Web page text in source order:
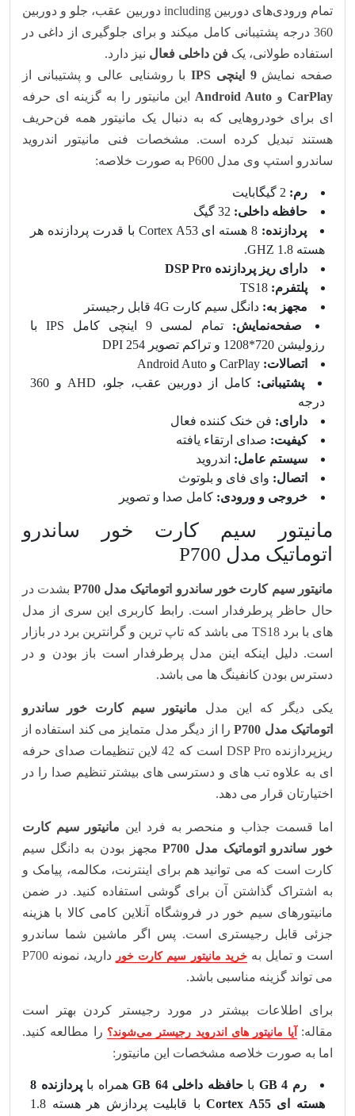
تمام ورودی‌های دوربین including دوربین عقب، جلو و دوربین
360 درجه پشتیبانی کامل میکند و برای جلوگیری از داغی در
استفاده طولانی، یک فن داخلی فعال نیز دارد.
صفحه‌ نمایش9 اینچی IPS
با روشنایی عالی و پشتیبانی از
CarPlayو Android Auto این مانیتور را به گزینه‌ ای حرفه‌
ای برای خودروهایی که به دنبال یک مانیتور همه‌ فن‌حریف
هستند تبدیل کرده است. مشخصات فنی مانیتور اندروید
ساندرو استپ وی مدل P600 به صورت خلاصه:
رم:
حافظه داخلی:
پردازنده:
8 هسته ای Cortex A53 با قدرت پردازنده هر
هسته 1.8 GHZ.
دارای ریز پردازنده DSP Pro
پلتفرم:
مجهز به: دانگل سیم کارت 4G قابل رجیستر
صفحه‌نمایش:
تمام لمسی 9 اینچی کامل IPS با
رزولیشن 720*1208 و تراکم تصویر 254 DPI
اتصالات:
پشتیبانی:
کامل از دوربین عقب، جلو، AHD و 360
درجه
دارای: فن خنک‌ کننده فعال
کیفیت: صدای ارتقاء یافته
سیستم‌ عامل: اندروید
اتصال: وای‌ فای و بلوتوث
خروجی و ورودی‌: کامل صدا و تصویر
مانیتور سیم کارت خور ساندرو
اتوماتیک مدل P700
مانیتور سیم کارت خور ساندرو اتوماتیک مدل P700
بشدت در
حال حاظر پرطرفدار است. رابط کاربری این سری از مدل
های با برد TS18 می باشد که تاپ ترین و گرانترین برد در بازار
است. دلیل اینکه اینن مدل پرطرفدار است باز بودن و در
دسترس بودن کانفینگ ها می باشد.
یکی دیگر که این مدل مانیتور سیم کارت خور ساندرو
اتوماتیک مدل P700
را از دیگر مدل متمایز می کند استفاده از
ریزپردازنده DSP Pro است که 42 لاین تنظیمات صدای حرفه
ای به علاوه تب های و دسترسی های بیشتر تنظیم صدا را در
اختیارتان قرار می دهد.
اما قسمت جذاب و منحصر به فرد این مانیتور سیم کارت
خور ساندرو اتوماتیک مدل P700
مجهز بودن به دانگل سیم
کارت است که می توانید هم برای اینترنت، مکالمه، پیامک و
به اشتراک گذاشتن آن برای گوشی استفاده کنید. در ضمن
مانیتورهای سیم خور در فروشگاه آنلاین کامی کالا با هزینه
جزئی قابل رجیستری است. پس اگر ماشین شما ساندرو
است و تمایل بهخرید مانیتور سیم کارت خور
دارید، نمونه P700
می تواند گزینه مناسبی باشد.
برای اطلاعات بیشتر در مورد رجیستر کردن بهتر است
مقاله: آیا مانیتور های اندروید رجیستر می‌شوند؟ را مطالعه کنید.
اما به صورت خلاصه مشخصات این مانیتور:
رم 4 GB باحافظه داخلی 64 GB همراه با
پردازنده 8
هسته ای Cortex A55
با قابلیت پردازش هر هسته 1.8